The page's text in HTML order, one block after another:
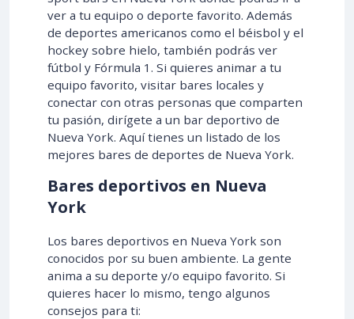
ver a tu equipo o deporte favorito. Además
de deportes americanos como el béisbol y el
hockey sobre hielo, también podrás ver
fútbol y Fórmula 1. Si quieres animar a tu
equipo favorito, visitar bares locales y
conectar con otras personas que comparten
tu pasión, dirígete a un bar deportivo de
Nueva York. Aquí tienes un listado de los
mejores bares de deportes de Nueva York.
Bares deportivos en Nueva
York
Los bares deportivos en Nueva York son
conocidos por su buen ambiente. La gente
anima a su deporte y/o equipo favorito. Si
quieres hacer lo mismo, tengo algunos
consejos para ti: